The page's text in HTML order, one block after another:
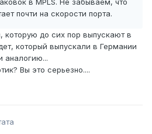
в MPLS. Не забываем, что
почти на скорости порта.
которую до сих пор выпускают в
который выпускали в Германии
аналогию...
Вы это серьезно....